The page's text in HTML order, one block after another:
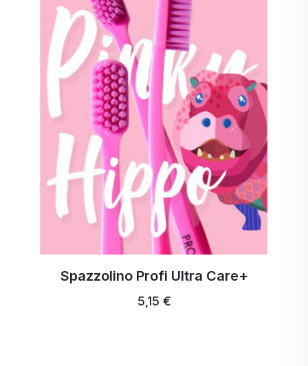
relativa alla riduzione della risposta glicemica
postprandiale per l'inulina e l'oligofruttosio Orafti®.
Non solo in Europa, ma anche negli Stati Uniti,
l'inulina e l'oligofruttosio Orafti® di BENEO sono
riconosciuti dalle autorità ufficiali. L'inulina e
l'oligofruttosio da radice di cicoria di BENEO sono
ora ufficialmente nell'elenco delle fibre alimentari
approvate dalla FDA. Le fibre di radice di cicoria
sono gli unici prebiotici di origine vegetale di
provata efficacia. Il database scientifico di BENEO
sulle fibre prebiotiche è il più solido dell'industria
alimentare.
Spazzolino Profi Ultra Care+
5,15 €